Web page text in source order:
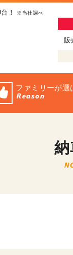
！ ※当社調べ
販
ファミリーが選
Reason
納